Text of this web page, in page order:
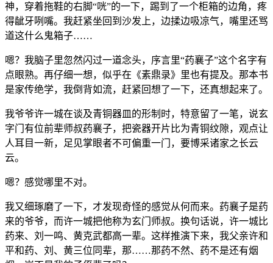
神，穿着拖鞋的右脚“咣”的一下，踢到了一个柜箱的边角，疼
得龇牙咧嘴。我赶紧坐回到沙发上，边揉边吸凉气，嘴里还骂
道这什么鬼箱子……
嗯？我脑子里忽然闪过一道念头，序言里“药襄子”这个名字有
点眼熟。再仔细一想，似乎在《素鼎录》里也有提及。那本书
是家传绝学，我倒背如流，赶紧回想了一下，还真想起来了。
我爷爷许一城在谈及青铜器皿的形制时，特意留了一笔，说玄
字门有位前辈师叔药襄子，把瓷器开片比为青铜纹隙，观点让
人耳目一新，足见掌眼者不可偏重一门，要博采诸家之长云
云。
嗯？感觉哪里不对。
我又细琢磨了一下，才发现奇怪的感觉从何而来。药襄子是药
来的爷爷，而许一城把他称为玄门师叔。换句话说，许一城比
药来、刘一鸣、黄克武都高一辈。这样推演下来，我父亲许和
平和药、刘、黄三位同辈，那……那药不然、药不是还有烟